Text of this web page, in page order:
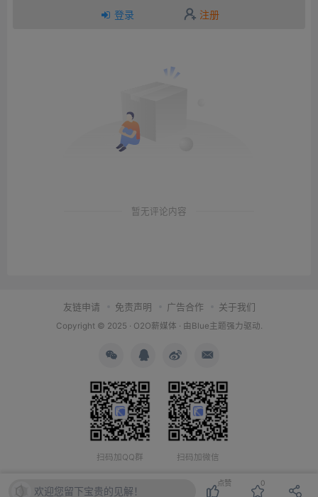
登录 注册
暂无评论内容
友链申请 免责声明 广告合作 关于我们
Copyright © 2025 · O2O薪媒体 · 由 Blue主题强力驱动.
扫码加QQ群 扫码加微信
欢迎您留下宝贵的见解！
点赞 0